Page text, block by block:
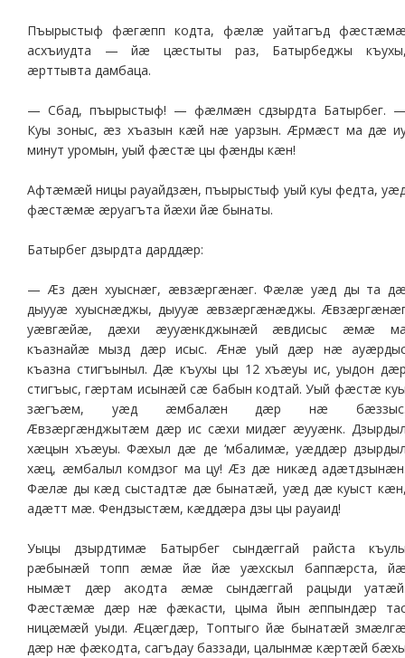
Пъырыстыф фæгæпп кодта, фæлæ уайтагъд
асхъиудта — йæ цæстыты раз, Батырбеджы
æрттывта дамбаца.
— Сбад, пъырыстыф! — фæлмæн сдзырдта Батырбег.
Куы зоныс, æз хъазын кæй нæ уарзын. Æрмæст ма дæ
минут уромын, уый фæстæ цы фæнды кæн!
Афтæмæй ницы рауайдзæн, пъырыстыф уый куы федта,
фæстæмæ æруагъта йæхи йæ бынаты.
Батырбег дзырдта дарддæр:
— Æз дæн хуыснæг, æвзæргæнæг. Фæлæ уæд ды та
дыууæ хуыснæджы, дыууæ æвзæргæнæджы.
уæвгæйæ, дæхи æууæнкджынæй æвдисыс æмæ
къазнайæ мызд дæр исыс. Æнæ уый дæр нæ
къазна стигъыныл. Дæ къухы цы 12 хъæуы ис, уыдон
стигъыс, гæртам исынæй сæ бабын кодтай. Уый фæстæ
зæгъæм, уæд æмбалæн дæр нæ
Æвзæргæнджытæм дæр ис сæхи мидæг æууæнк.
хæцын хъæуы. Фæхыл дæ де ‘мбалимæ, уæддæр
хæц, æмбалыл комдзог ма цу! Æз дæ никæд
Фæлæ ды кæд сыстадтæ дæ бынатæй, уæд дæ куыст
адæтт мæ. Фендзыстæм, кæддæра дзы цы рауаид!
Уыцы дзырдтимæ Батырбег сындæггай райста
рæбынæй топп æмæ йæ йæ уæхскыл баппæрста,
нымæт дæр акодта æмæ сындæггай рацыди
Фæстæмæ дæр нæ фæкасти, цыма йын æппындæр
ницæмæй уыди. Æцæгдæр, Топтыго йæ бынатæй
дæр нæ фæкодта, сагъдау баззади, цалынмæ кæртæй